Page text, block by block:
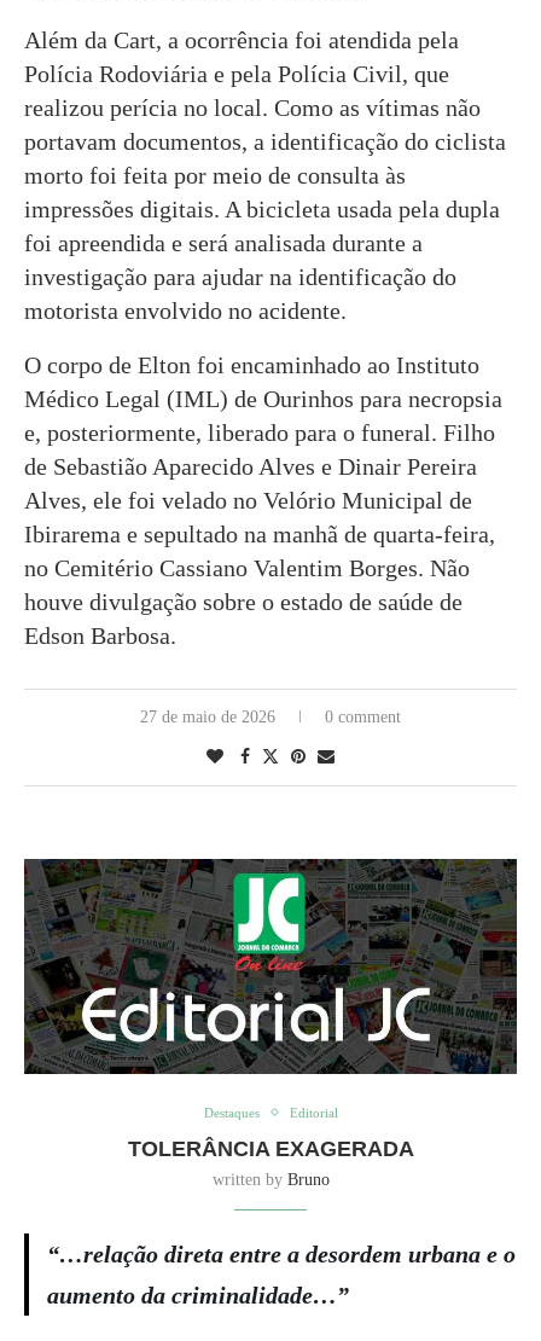
Além da Cart, a ocorrência foi atendida pela
Polícia Rodoviária e pela Polícia Civil, que
realizou perícia no local. Como as vítimas não
portavam documentos, a identificação do ciclista
morto foi feita por meio de consulta às
impressões digitais. A bicicleta usada pela dupla
foi apreendida e será analisada durante a
investigação para ajudar na identificação do
motorista envolvido no acidente.
O corpo de Elton foi encaminhado ao Instituto
Médico Legal (IML) de Ourinhos para necropsia
e, posteriormente, liberado para o funeral. Filho
de Sebastião Aparecido Alves e Dinair Pereira
Alves, ele foi velado no Velório Municipal de
Ibirarema e sepultado na manhã de quarta-feira,
no Cemitério Cassiano Valentim Borges. Não
houve divulgação sobre o estado de saúde de
Edson Barbosa.
27 de maio de 2026 0 comment
Destaques Editorial
TOLERÂNCIA EXAGERADA
written by Bruno
“…relação direta entre a desordem urbana e o
aumento da criminalidade…”